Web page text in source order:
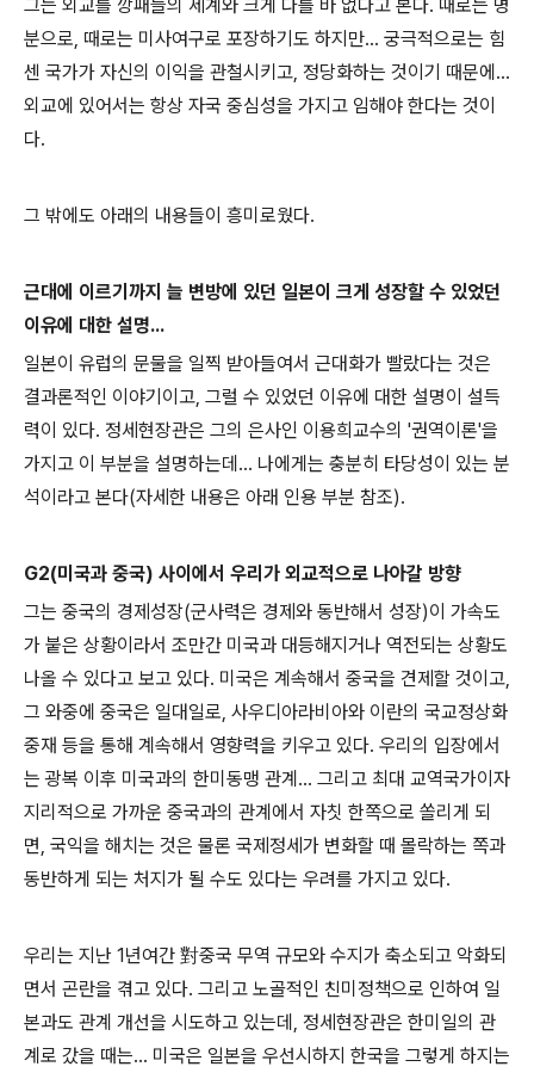
그는 외교를 깡패들의 세계와 크게 다를 바 없다고 본다. 때로는 명
분으로, 때로는 미사여구로 포장하기도 하지만... 궁극적으로는 힘
센 국가가 자신의 이익을 관철시키고, 정당화하는 것이기 때문에...
외교에 있어서는 항상 자국 중심성을 가지고 임해야 한다는 것이
다.
그 밖에도 아래의 내용들이 흥미로웠다.
근대에 이르기까지 늘 변방에 있던 일본이 크게 성장할 수 있었던
이유에 대한 설명...
일본이 유럽의 문물을 일찍 받아들여서 근대화가 빨랐다는 것은
결과론적인 이야기이고, 그럴 수 있었던 이유에 대한 설명이 설득
력이 있다. 정세현장관은 그의 은사인 이용희교수의 '권역이론'을
가지고 이 부분을 설명하는데... 나에게는 충분히 타당성이 있는 분
석이라고 본다(자세한 내용은 아래 인용 부분 참조).
G2(미국과 중국) 사이에서 우리가 외교적으로 나아갈 방향
그는 중국의 경제성장(군사력은 경제와 동반해서 성장)이 가속도
가 붙은 상황이라서 조만간 미국과 대등해지거나 역전되는 상황도
나올 수 있다고 보고 있다. 미국은 계속해서 중국을 견제할 것이고,
그 와중에 중국은 일대일로, 사우디아라비아와 이란의 국교정상화
중재 등을 통해 계속해서 영향력을 키우고 있다. 우리의 입장에서
는 광복 이후 미국과의 한미동맹 관계... 그리고 최대 교역국가이자
지리적으로 가까운 중국과의 관계에서 자칫 한쪽으로 쏠리게 되
면, 국익을 해치는 것은 물론 국제정세가 변화할 때 몰락하는 쪽과
동반하게 되는 처지가 될 수도 있다는 우려를 가지고 있다.
우리는 지난 1년여간 對중국 무역 규모와 수지가 축소되고 악화되
면서 곤란을 겪고 있다. 그리고 노골적인 친미정책으로 인하여 일
본과도 관계 개선을 시도하고 있는데, 정세현장관은 한미일의 관
계로 갔을 때는... 미국은 일본을 우선시하지 한국을 그렇게 하지는